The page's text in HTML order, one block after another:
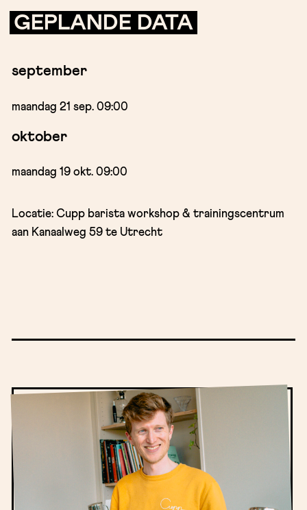
GEPLANDE DATA
september
maandag 21 sep. 09:00
oktober
maandag 19 okt. 09:00
Locatie: Cupp barista workshop & trainingscentrum
aan Kanaalweg 59 te Utrecht